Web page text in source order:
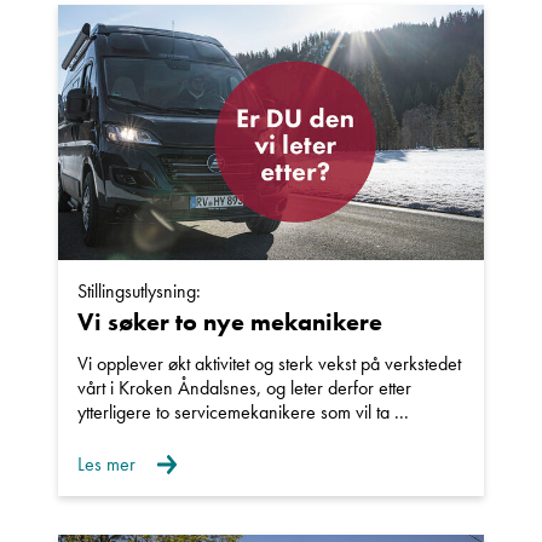
Stillingsutlysning:
Vi søker to nye mekanikere
Vi opplever økt aktivitet og sterk vekst på verkstedet
vårt i Kroken Åndalsnes, og leter derfor etter
ytterligere to servicemekanikere som vil ta ...
Les mer